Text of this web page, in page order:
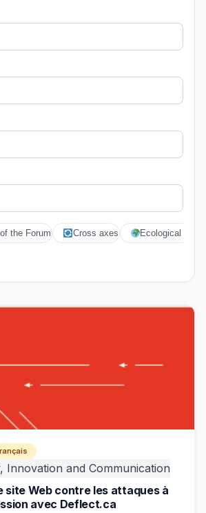
the Forum Cross axes Ecological
Innovation and Communication
site Web contre les attaques à
avec Deflect.ca